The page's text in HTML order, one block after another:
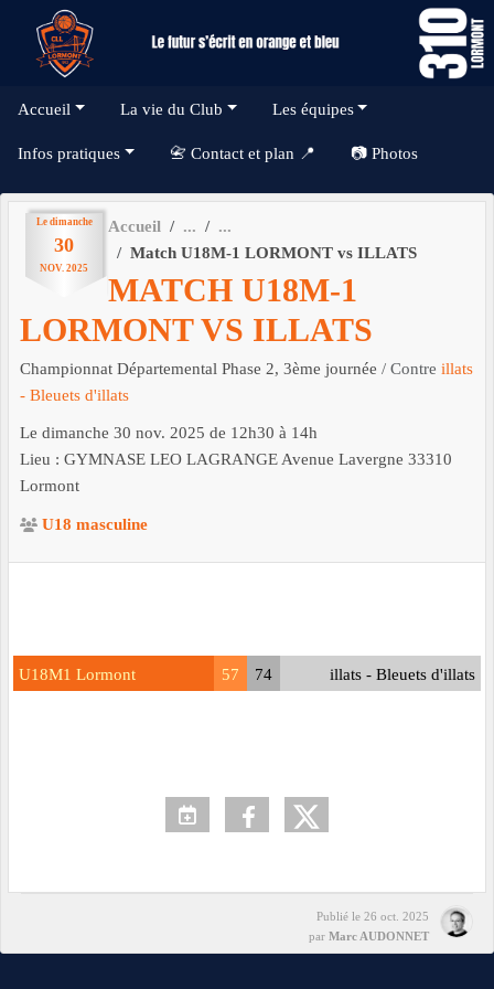
Accueil La vie du Club Les équipes
Infos pratiques 📇 Contact et plan 📍 📷 Photos
Le dimanche
30
NOV. 2025
Accueil
Match U18M-1 LORMONT vs ILLATS
MATCH U18M-1
LORMONT VS ILLATS
Championnat Départemental Phase 2, 3ème journée / Contre illats
- Bleuets d'illats
Le dimanche 30 nov. 2025 de 12h30 à 14h
Lieu : GYMNASE LEO LAGRANGE Avenue Lavergne 33310
Lormont
U18 masculine
U18M1 Lormont 57 74 illats - Bleuets d'illats
Publié le 26 oct. 2025
par Marc AUDONNET
Panneau de gestion des cookies